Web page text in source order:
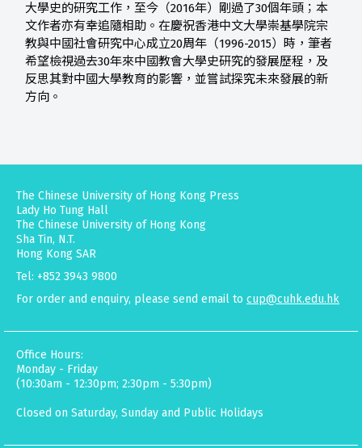
大學史的研究工作，至今（2016年）剛過了30個年頭；本
文作者亦有幸追隨相助。在慶祝香港中文大學崇基學院宗
教與中國社會研究中心成立20周年（1996-2015）時，筆者
希望檢視過去30年來中國教會大學史研究的發展歷程，及
反思其對中國大學教育的影響，並嘗試探究未來發展的新
方向。
The Chinese University of Hong Kong Press
Lady Ho Tung Hall
The Chinese University of Hong Kong
Sha Tin, N.T.
Hong Kong SAR
Tel: +852 3943 9800
For order and enquiry, please send email to cup@cuhk.edu.hk
Office Hours:
Monday - Friday
(10:30am - 12:30pm; 2:30pm - 5:30pm)
Closed on Saturday, Sunday and Public Holidays